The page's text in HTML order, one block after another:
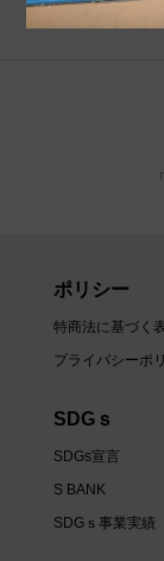
ポリシー
特商法に基づく
プライバシーポ
SDGｓ
SDGs宣言
S BANK
SDGｓ事業実績